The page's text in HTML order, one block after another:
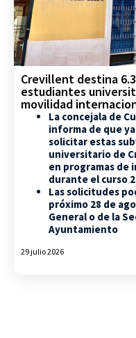
Crevillent destina
estudiantes
movilidad
La concejala de
informa de que
solicitar estas
universitario de
en programas de
durante el curso
Las solicitudes
próximo 28 de
General o de la
Ayuntamiento
29 julio 2026